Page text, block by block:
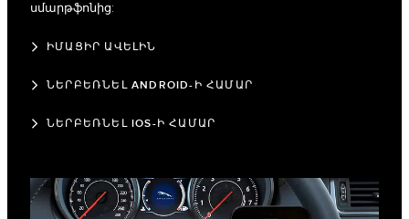
սմարթֆոնից:
ԻՄԱՑԻՐ ԱՎԵԼԻՆ
ՆԵՐԲԵՌՆԵԼ ANDROID-Ի ՀԱՄԱՐ
ՆԵՐԲԵՌՆԵԼ IOS-Ի ՀԱՄԱՐ